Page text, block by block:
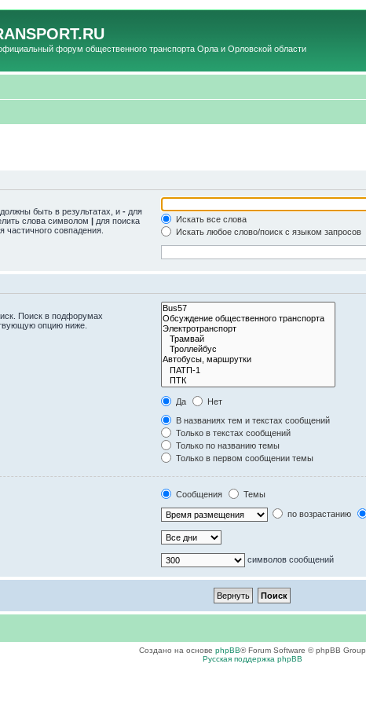
форум общественного транспорта Орла и Орловской области
быть в результатах, и - для
слова символом | для поиска
частичного совпадения.
Искать все слова
Искать любое слово/поиск с языком запросов
Поиск в подфорумах
опцию ниже.
Да
Нет
В названиях тем и текстах сообщений
Только в текстах сообщений
Только по названию темы
Только в первом сообщении темы
Сообщения
Темы
по возрастанию
символов сообщений
Создано на основе phpBB® Forum Software © phpBB Group
Русская поддержка phpBB